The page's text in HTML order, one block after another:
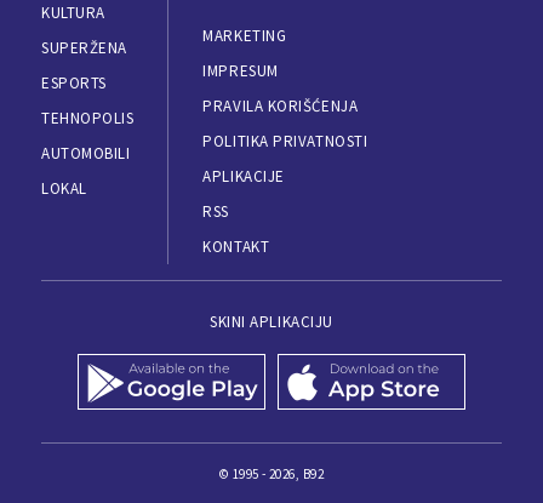
KULTURA
SUPERŽENA
ESPORTS
TEHNOPOLIS
AUTOMOBILI
LOKAL
MARKETING
IMPRESUM
PRAVILA KORIŠĆENJA
POLITIKA PRIVATNOSTI
APLIKACIJE
RSS
KONTAKT
SKINI APLIKACIJU
© 1995 - 2026, B92